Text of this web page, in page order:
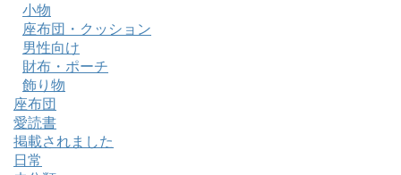
小物
座布団・クッション
男性向け
財布・ポーチ
飾り物
座布団
愛読書
掲載されました
日常